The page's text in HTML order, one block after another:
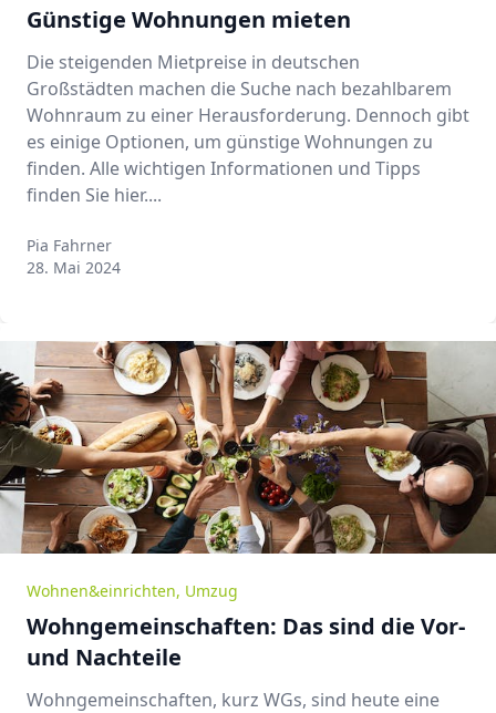
Günstige Wohnungen mieten
Die steigenden Mietpreise in deutschen
Großstädten machen die Suche nach bezahlbarem
Wohnraum zu einer Herausforderung. Dennoch gibt
es einige Optionen, um günstige Wohnungen zu
finden. Alle wichtigen Informationen und Tipps
finden Sie hier....
Pia Fahrner
Pia Fahrner
28. Mai 2024
Wohnen&einrichten, Umzug
Wohngemeinschaften: Das sind die Vor-
und Nachteile
Wohngemeinschaften, kurz WGs, sind heute eine